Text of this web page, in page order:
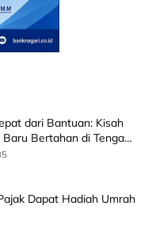
dari Bantuan: Kisah
Bertahan di Tengah
Dapat Hadiah Umrah